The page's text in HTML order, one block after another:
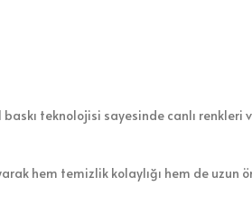
teknolojisi sayesinde canlı renkleri
hem temizlik kolaylığı hem de uzun